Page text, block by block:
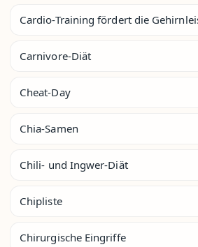
Cardio-Training fördert die
Carnivore-Diät
Cheat-Day
Chia-Samen
Chili- und Ingwer-Diät
Chipliste
Chirurgische Eingriffe